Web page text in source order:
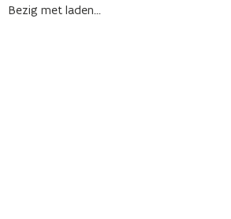
Bezig met laden...